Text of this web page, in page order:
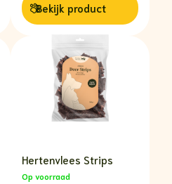
Bekijk product
Hertenvlees Strips
Op voorraad